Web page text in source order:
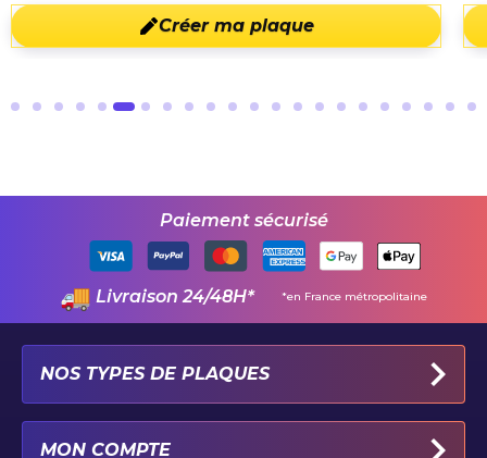
Créer ma plaque
Paiement sécurisé
Livraison 24/48H* *en France métropolitaine
NOS TYPES DE PLAQUES
MON COMPTE